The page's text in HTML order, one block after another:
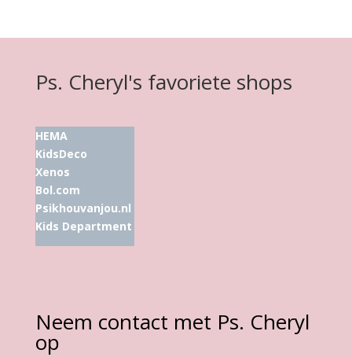
Ps. Cheryl's favoriete shops
HEMA
KidsDeco
Xenos
Bol.com
Psikhouvanjou.nl
Kids Department
Neem contact met Ps. Cheryl
op